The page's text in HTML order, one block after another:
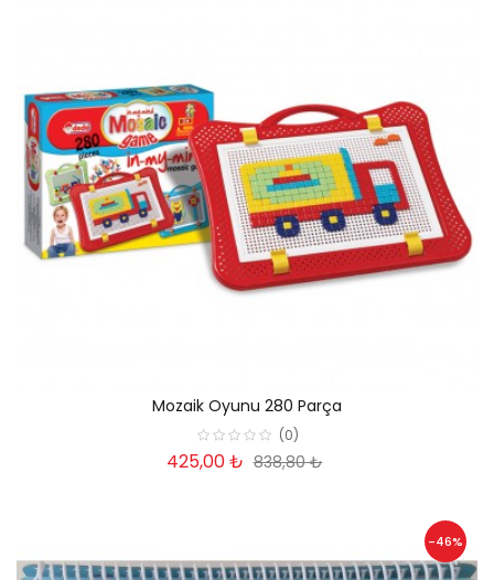
Mozaik Oyunu 280 Parça
(0)
425,00 ₺ 838,80 ₺
-46%